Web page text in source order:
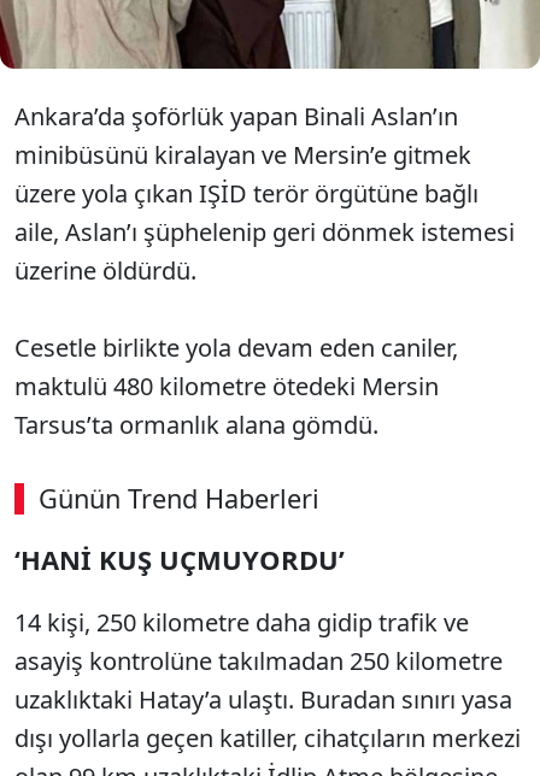
Ankara’da şoförlük yapan Binali Aslan’ın
minibüsünü kiralayan ve Mersin’e gitmek
üzere yola çıkan IŞİD terör örgütüne bağlı
aile, Aslan’ı şüphelenip geri dönmek istemesi
üzerine öldürdü.
Cesetle birlikte yola devam eden caniler,
maktulü 480 kilometre ötedeki Mersin
Tarsus’ta ormanlık alana gömdü.
Günün Trend Haberleri
SÖZCÜ SON DAKİKA
‘HANİ KUŞ UÇMUYORDU’
14 kişi, 250 kilometre daha gidip trafik ve
asayiş kontrolüne takılmadan 250 kilometre
uzaklıktaki Hatay’a ulaştı. Buradan sınırı yasa
dışı yollarla geçen katiller, cihatçıların merkezi